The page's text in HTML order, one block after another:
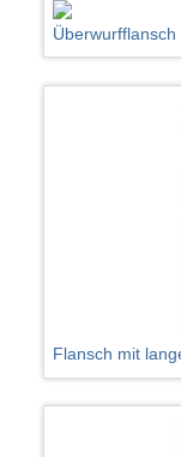
Flansch mit